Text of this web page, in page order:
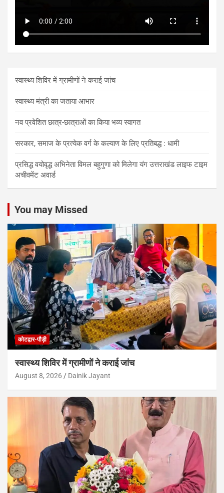
स्वास्थ्य शिविर में ग्रामीणों ने कराई जांच
स्वास्थ्य मंत्री का जताया आभार
नव प्रवेशित छात्र-छात्राओं का किया भव्य स्वागत
सरकार, समाज के प्रत्येक वर्ग के कल्याण के लिए प्रतिबद्ध : धामी
प्रसिद्ध वयोवृद्ध अभिनेता विमल बहुगुणा को मिलेगा यंग उत्तराखंड लाइफ टाइम
अचीवमेंट अवार्ड
You may Missed
कोटद्वार-पौड़ी
स्वास्थ्य शिविर में ग्रामीणों ने कराई जांच
August 8, 2026 Dainik Jayant